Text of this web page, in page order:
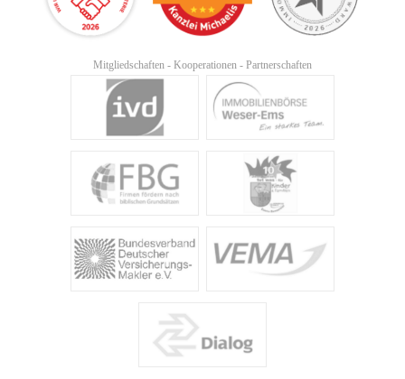
Mitgliedschaften - Kooperationen - Partnerschaften